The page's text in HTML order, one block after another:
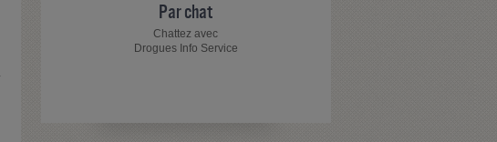
Par chat
Chattez avec
Drogues Info Service